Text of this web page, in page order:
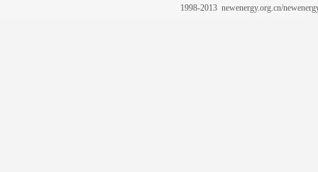
1998-2013 newenergy.org.cn/